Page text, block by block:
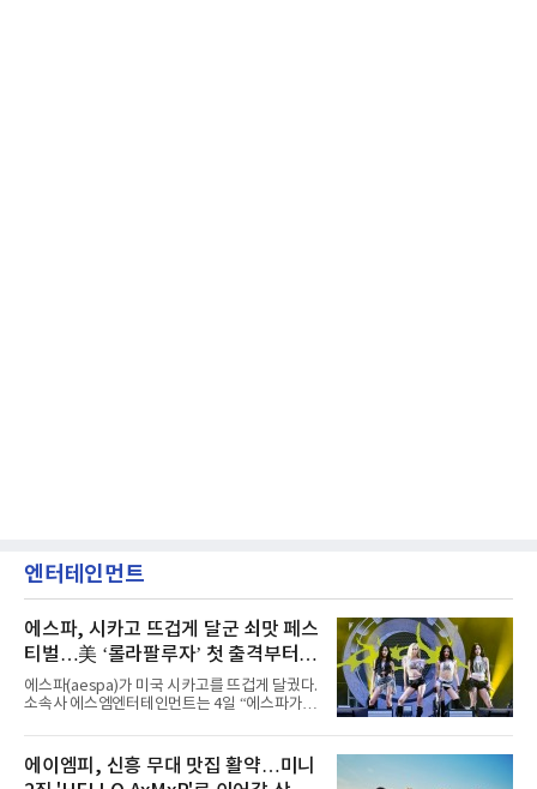
엔터테인먼트
에스파, 시카고 뜨겁게 달군 쇠맛 페스
티벌…美 ‘롤라팔루자’ 첫 출격부터
증명한 존재감
에스파(aespa)가 미국 시카고를 뜨겁게 달궜다.
소속사 에스엠엔터테인먼트는 4일 “에스파가
서 열린 ‘롤라팔루자 시카고’(Lollapalooza
Chicago)의 알리안츠 스테이지에 올랐다”며
“총 14곡으로 구성된 세트리스트를 선사, 데뷔 7
에이엠피, 신흥 무대 맛집 활약…미니